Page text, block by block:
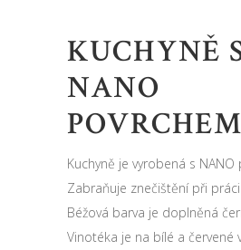
KUCHYNĚ
NANO
POVRCHEM
Kuchyně je vyrobená s NANO
Zabraňuje znečištění při práci
Béžová barva je doplněná
Vinotéka je na bílé a červené